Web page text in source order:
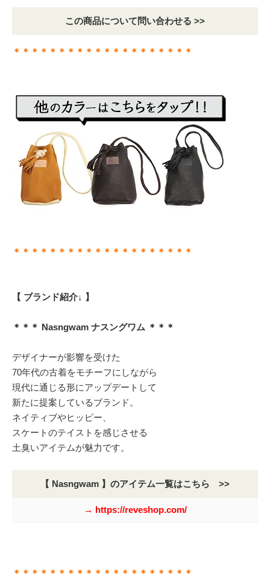
この商品について問い合わせる >>
＊＊＊＊＊＊＊＊＊＊＊＊＊＊＊＊＊＊＊＊
＊＊＊＊＊＊＊＊＊＊＊＊＊＊＊＊＊＊＊＊
【 ブランド紹介↓ 】
＊＊＊ Nasngwam ナスングワム ＊＊＊
デザイナーが影響を受けた
70年代の古着をモチーフにしながら
現代に通じる形にアップデートして
新たに提案しているブランド。
ネイティブやヒッピー、
スケートのテイストを感じさせる
土臭いアイテムが魅力です。
【 Nasngwam 】のアイテム一覧はこちら >>
→ https://reveshop.com/
＊＊＊＊＊＊＊＊＊＊＊＊＊＊＊＊＊＊＊＊